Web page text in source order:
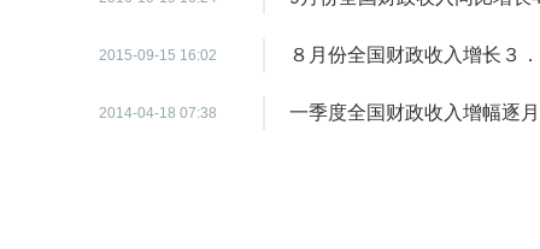
2015-09-15 16:02 ８月份全国财政收入增长３
2014-04-18 07:38 一季度全国财政收入增幅逐